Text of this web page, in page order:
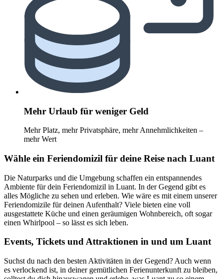
Mehr Urlaub für weniger Geld
Mehr Platz, mehr Privatsphäre, mehr Annehmlichkeiten –
mehr Wert
Wähle ein Feriendomizil für deine Reise nach Luant
Die Naturparks und die Umgebung schaffen ein entspannendes
Ambiente für dein Feriendomizil in Luant. In der Gegend gibt es
alles Mögliche zu sehen und erleben. Wie wäre es mit einem unserer
Feriendomizile für deinen Aufenthalt? Viele bieten eine voll
ausgestattete Küche und einen geräumigen Wohnbereich, oft sogar
einen Whirlpool – so lässt es sich leben.
Events, Tickets und Attraktionen in und um Luant
Suchst du nach den besten Aktivitäten in der Gegend? Auch wenn
es verlockend ist, in deiner gemütlichen Ferienunterkunft zu bleiben,